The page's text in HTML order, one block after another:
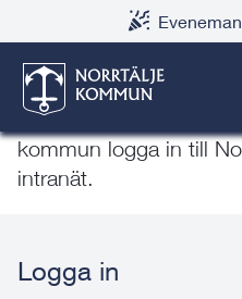
Logga in som
Här kan du som
kommun logga in till
intranät.
Logga in